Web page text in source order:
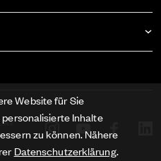
All
Website für Sie
Inhalte
zu können. Nähere
Datenschutzerklärung.